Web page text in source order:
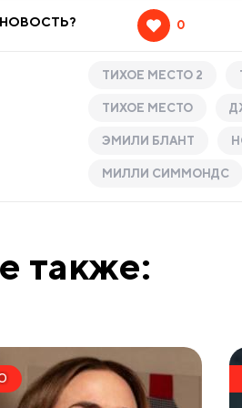
0
ТИХОЕ МЕСТО 2
ТИХОЕ МЕСТО
ЭМИЛИ БЛАНТ
МИЛЛИ СИММОНДС
также: